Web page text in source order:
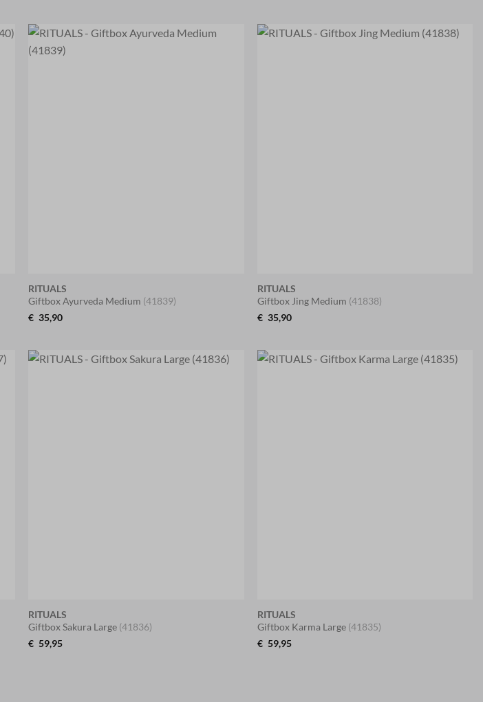
RITUALS
Giftbox Ayurveda Medium (41839)
€ 35,90
RITUALS
Giftbox Jing Medium (41838)
€ 35,90
RITUALS
Giftbox Sakura Large (41836)
€ 59,95
RITUALS
Giftbox Karma Large (41835)
€ 59,95